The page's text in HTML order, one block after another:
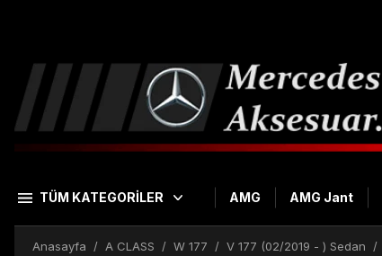
TÜM KATEGORİLER AMG AMG Jant
Anasayfa A CLASS W 177 V 177 (02/2019 - ) Sedan